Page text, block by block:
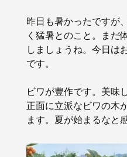
昨日も暑かったですが
く猛暑とのこと。まだ
しましょうね。今日は
です。
ビワが豊作です。美味
正面に立派なビワの木
ます。夏が始まるなと